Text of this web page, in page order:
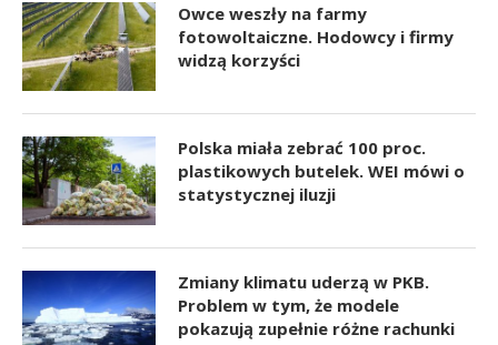
Owce weszły na farmy
fotowoltaiczne. Hodowcy i firmy
widzą korzyści
Polska miała zebrać 100 proc.
plastikowych butelek. WEI mówi o
statystycznej iluzji
Zmiany klimatu uderzą w PKB.
Problem w tym, że modele
pokazują zupełnie różne rachunki